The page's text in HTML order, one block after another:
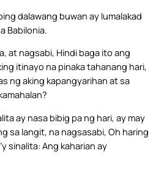
dalawang buwan ay lumalakad
Babilonia.
at nagsabi, Hindi baga ito ang
itinayo na pinaka tahanang hari,
ng aking kapangyarihan at sa
ay nasa bibig pa ng hari, ay may
sa langit, na nagsasabi, Oh haring
sinalita: Ang kaharian ay